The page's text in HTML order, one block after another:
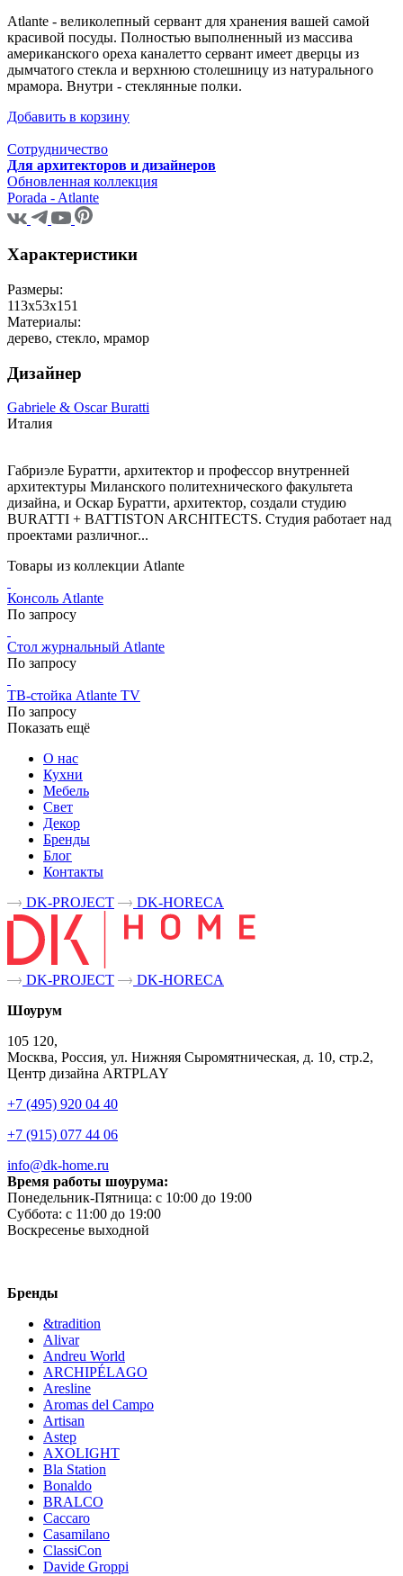
Atlante - великолепный сервант для хранения вашей самой
красивой посуды. Полностью выполненный из массива
американского ореха каналетто сервант имеет дверцы из
дымчатого стекла и верхнюю столешницу из натурального
мрамора. Внутри - стеклянные полки.
Добавить в корзину
Сотрудничество
Для архитекторов и дизайнеров
Обновленная коллекция
Porada - Atlante
Характеристики
Размеры:
113x53x151
Материалы:
дерево, стекло, мрамор
Дизайнер
Gabriele & Oscar Buratti
Италия
Габриэле Буратти, архитектор и профессор внутренней
архитектуры Миланского политехнического факультета
дизайна, и Оскар Буратти, архитектор, создали студию
BURATTI + BATTISTON ARCHITECTS. Студия работает над
проектами различног...
Товары из коллекции Atlante
Консоль Atlante
По запросу
Стол журнальный Atlante
По запросу
ТВ-стойка Atlante TV
По запросу
Показать ещё
О нас
Кухни
Мебель
Свет
Декор
Бренды
Блог
Контакты
DK-PROJECT
DK-HORECA
DK-PROJECT
DK-HORECA
Шоурум
105 120,
Москва, Россия, ул. Нижняя Сыромятническая, д. 10, стр.2,
Центр дизайна ARTPLAY
+7 (495) 920 04 40
+7 (915) 077 44 06
info@dk-home.ru
Время работы шоурума:
Понедельник-Пятница: c 10:00 до 19:00
Суббота: c 11:00 до 19:00
Воскресенье выходной
Бренды
&tradition
Alivar
Andreu World
ARCHIPÉLAGO
Aresline
Aromas del Campo
Artisan
Astep
AXOLIGHT
Bla Station
Bonaldo
BRALCO
Caccaro
Casamilano
ClassiCon
Davide Groppi